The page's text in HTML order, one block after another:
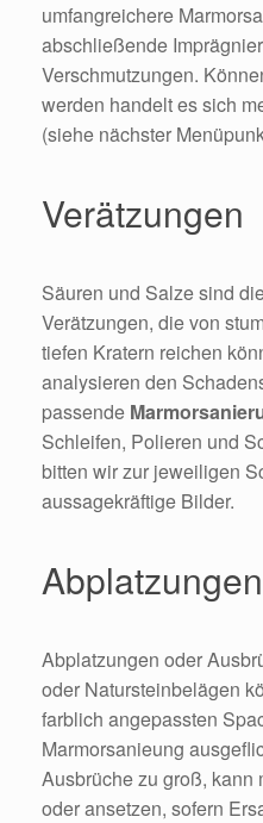
umfangreichere
abschließende
Verschmutzungen.
werden handelt es sich
(siehe nächster
Verätzungen
Säuren und Salze sind
Verätzungen, die von
tiefen Kratern reichen
analysieren den
passende
Schleifen, Polieren und
bitten wir zur jeweiligen
aussagekräftige Bilder.
Abplatzungen oder
oder Natursteinbelägen
farblich angepassten
Marmorsanieung
Ausbrüche zu groß, kann
oder ansetzen, sofern